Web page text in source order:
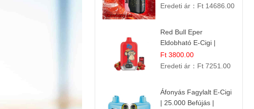
Eredeti ár： Ft 14686.00
Red Bull Eper
Eldobható E-Cigi |
Energiaital Íz | Készülék
Használat
Ft 3800.00
Eredeti ár： Ft 7251.00
Áfonyás Fagylalt E-Cigi
| 25.000 Befújás |